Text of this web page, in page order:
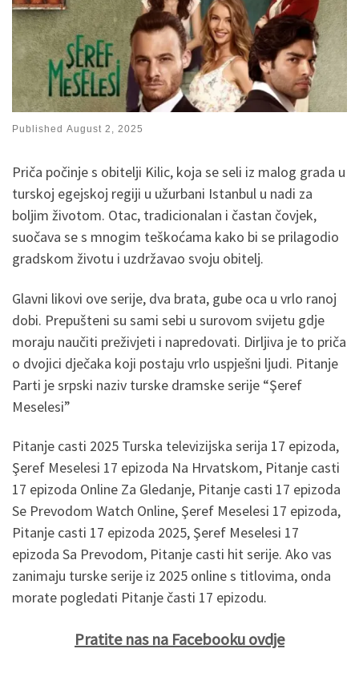
Published August 2, 2025
Priča počinje s obitelji Kilic, koja se seli iz malog grada u
turskoj egejskoj regiji u užurbani Istanbul u nadi za
boljim životom. Otac, tradicionalan i častan čovjek,
suočava se s mnogim teškoćama kako bi se prilagodio
gradskom životu i uzdržavao svoju obitelj.
Glavni likovi ove serije, dva brata, gube oca u vrlo ranoj
dobi. Prepušteni su sami sebi u surovom svijetu gdje
moraju naučiti preživjeti i napredovati. Dirljiva je to priča
o dvojici dječaka koji postaju vrlo uspješni ljudi. Pitanje
Parti je srpski naziv turske dramske serije “Şeref
Meselesi”
Pitanje casti 2025 Turska televizijska serija 17 epizoda,
Şeref Meselesi 17 epizoda Na Hrvatskom, Pitanje casti
17 epizoda Online Za Gledanje, Pitanje casti 17 epizoda
Se Prevodom Watch Online, Şeref Meselesi 17 epizoda,
Pitanje casti 17 epizoda 2025, Şeref Meselesi 17
epizoda Sa Prevodom, Pitanje casti hit serije. Ako vas
zanimaju turske serije iz 2025 online s titlovima, onda
morate pogledati Pitanje časti 17 epizodu.
Pratite nas na Facebooku ovdje